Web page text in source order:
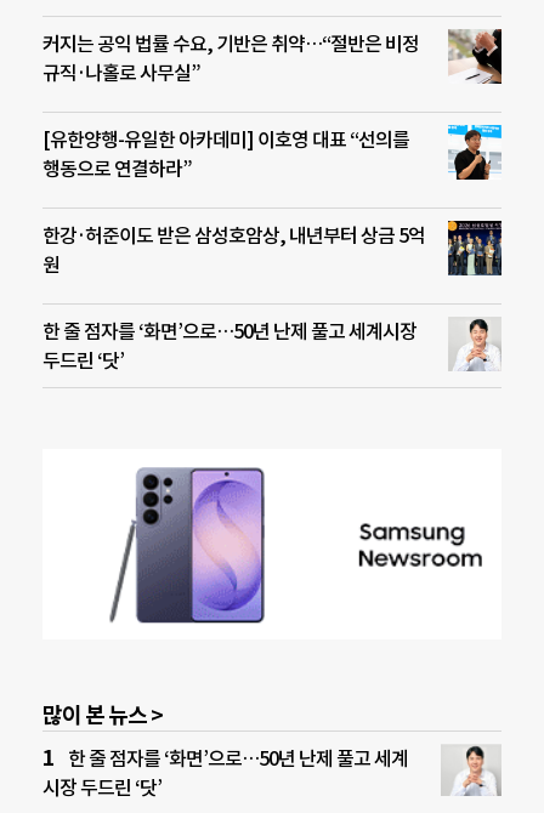
커지는 공익 법률 수요, 기반은 취약…“절반은 비정
규직·나홀로 사무실”
[유한양행-유일한 아카데미] 이호영 대표 “선의를
행동으로 연결하라”
한강·허준이도 받은 삼성호암상, 내년부터 상금 5억
원
한 줄 점자를 ‘화면’으로…50년 난제 풀고 세계시장
두드린 ‘닷’
많이 본 뉴스 >
한 줄 점자를 ‘화면’으로…50년 난제 풀고 세계
시장 두드린 ‘닷’